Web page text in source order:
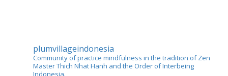
plumvillageindonesia
Community of practice mindfulness in the tradition of Zen
Master Thich Nhat Hanh and the Order of Interbeing
Indonesia.